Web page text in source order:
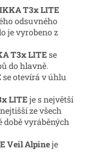
T3x LITE
odsuvného
je vyrobeno z
T3x LITEse
do hlavně.
se otevírá v úhlu
LITEje s největší
ze všech
době vyráběných
Veil Alpineje